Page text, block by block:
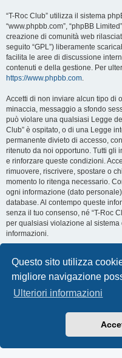
Questo sito utilizza
migliore navigazione
Ulteriori informazioni
“T-Roc Club” utilizza il sistema
“www.phpbb.com”, “phpBB
creazione di comunità web
seguito “GPL”) liberamente
facilita le aree di discussione
contenuti e della gestione. Per
https://www.phpbb.com.
Accetti di non inviare alcun tipo di
minaccia, messaggio a sfondo
può violare una qualsiasi Legge
Club” è ospitato, o di una Legge
permanente divieto di accesso,
ritenuto da noi opportuno. Tutti gli
e rinforzare queste condizioni.
rimuovere, riscrivere, spostare o
momento lo ritenga necessario.
ogni informazione (dato
database. Al contempo queste
senza il tuo consenso, né “T-Roc
per qualsiasi violazione al
informazioni.
T-Roc Club T-Roc Club
Traduzione